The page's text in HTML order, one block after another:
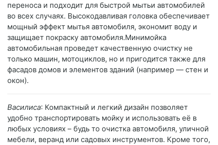
переноса и подходит для быстрой мытьи автомобилей
во всех случаях. Высокодавливая головка обеспечивает
мощный эффект мытья автомобиля, экономит воду и
защищает покраску автомобиля.Минимойка
автомобильная проведет качественную очистку не
только машин, мотоциклов, но и пригодится также для
фасадов домов и элементов зданий (например — стен и
окон).
Василиса: Компактный и легкий дизайн позволяет
удобно транспортировать мойку и использовать её в
любых условиях – будь то очистка автомобиля, уличной
мебели, веранд или садовых инструментов. Кроме того,